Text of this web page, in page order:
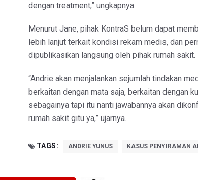
dengan treatment,” ungkapnya.
Menurut Jane, pihak KontraS belum dapat
lebih lanjut terkait kondisi rekam medis, dan
dipublikasikan langsung oleh pihak rumah sakit.
“Andrie akan menjalankan sejumlah tindakan
berkaitan dengan mata saja, berkaitan dengan
sebagainya tapi itu nanti jawabannya akan
rumah sakit gitu ya,” ujarnya.
TAGS: ANDRIE YUNUS KASUS PENYIRAMAN